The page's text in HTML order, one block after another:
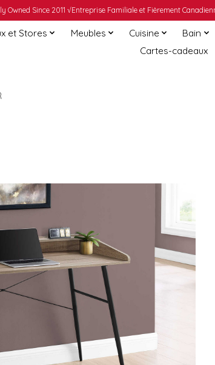
Since 2011 √Entreprise Familiale et Fièrement
et Stores Meubles Cuisine Bain
Cartes-cadeaux